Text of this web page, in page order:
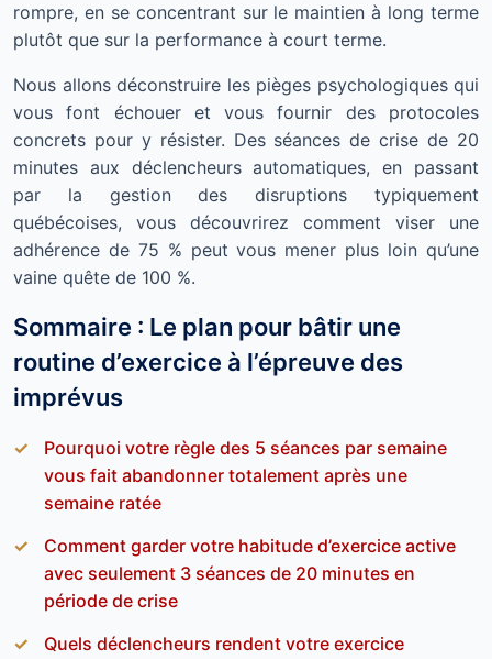
rompre, en se concentrant sur le maintien à long terme
plutôt que sur la performance à court terme.
Nous allons déconstruire les pièges psychologiques qui
vous font échouer et vous fournir des protocoles
concrets pour y résister. Des séances de crise de 20
minutes aux déclencheurs automatiques, en passant
par la gestion des disruptions typiquement
québécoises, vous découvrirez comment viser une
adhérence de 75 % peut vous mener plus loin qu’une
vaine quête de 100 %.
Sommaire : Le plan pour bâtir une
routine d’exercice à l’épreuve des
imprévus
Pourquoi votre règle des 5 séances par semaine
vous fait abandonner totalement après une
semaine ratée
Comment garder votre habitude d’exercice active
avec seulement 3 séances de 20 minutes en
période de crise
Quels déclencheurs rendent votre exercice